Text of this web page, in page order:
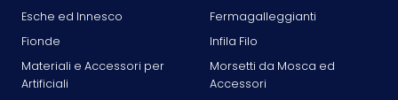
Esche ed Innesco
Fermagalleggianti
Fionde
Infila Filo
Materiali e Accessori per
Artificiali
Morsetti da Mosca ed
Accessori